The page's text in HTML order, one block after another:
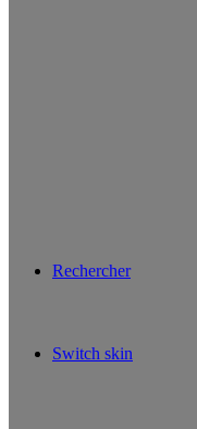
Rechercher
Switch skin